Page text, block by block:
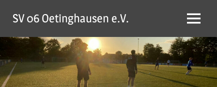
Inhalt
springen
SV 06 Oetinghausen e.V. Menü